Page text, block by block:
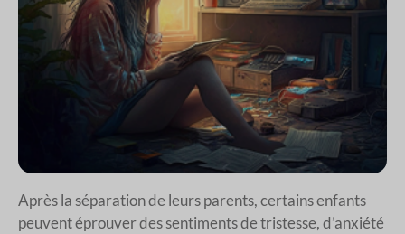
Après la séparation de leurs parents, certains enfants
peuvent éprouver des sentiments de tristesse, d’anxiété